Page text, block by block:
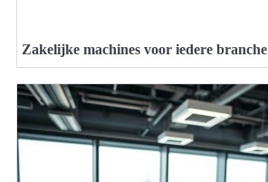
Zakelijke machines voor iedere branche